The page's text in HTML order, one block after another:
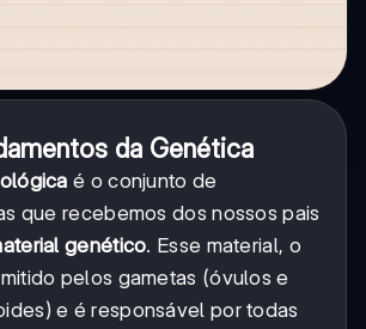
da Genética
é o conjunto de
que recebemos dos nossos pais
genético. Esse material, o
pelos gametas (óvulos e
e é responsável por todas